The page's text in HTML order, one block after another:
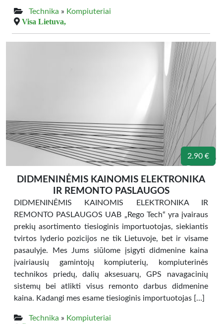
Technika » Kompiuteriai
Visa Lietuva,
2.90 €
DIDMENINĖMIS KAINOMIS ELEKTRONIKA
IR REMONTO PASLAUGOS
DIDMENINĖMIS KAINOMIS ELEKTRONIKA IR
REMONTO PASLAUGOS UAB „Rego Tech“ yra įvairaus
prekių asortimento tiesioginis importuotojas, siekiantis
tvirtos lyderio pozicijos ne tik Lietuvoje, bet ir visame
pasaulyje. Mes Jums siūlome įsigyti didmenine kaina
įvairiausių gamintojų kompiuterių, kompiuterinės
technikos priedų, dalių aksesuarų, GPS navagacinių
sistemų bei atlikti visus remonto darbus didmenine
kaina. Kadangi mes esame tiesioginis importuotojas […]
Technika » Kompiuteriai